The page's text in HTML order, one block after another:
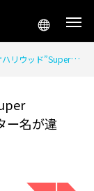
アメリカ
英語版はキャラクター名が違う？
ー名が違